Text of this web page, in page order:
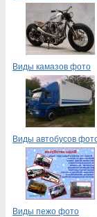
Виды камазов фото
Виды автобусов
Виды пежо фото